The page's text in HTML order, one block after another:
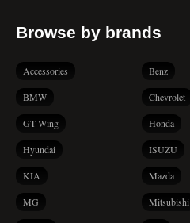
Browse by brands
Accessories Benz
BMW Chevrolet
GT Wing Honda
Hyundai ISUZU
KIA Mazda
MG Mitsubishi